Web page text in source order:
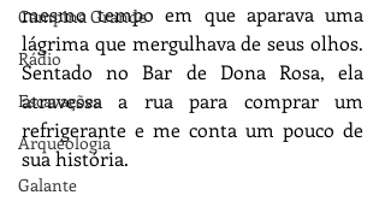
Campina Grande
Rádio
Escavações
Arqueologia
Galante
mesmo tempo em que aparava uma
lágrima que mergulhava de seus olhos.
Sentado no Bar de Dona Rosa, ela
atravessa a rua para comprar um
refrigerante e me conta um pouco de
sua história.